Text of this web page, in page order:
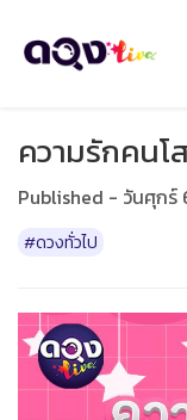
ความรักคนโ
Published - วันศุกร์
#ดวงทั่วไป